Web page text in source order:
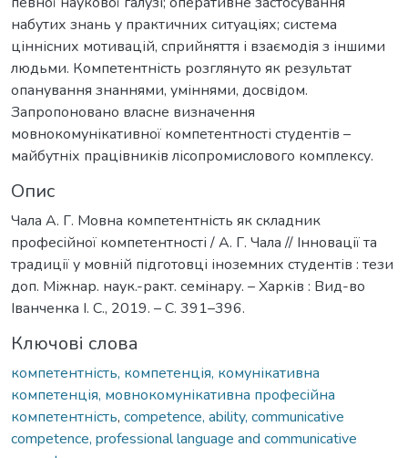
набутих знань у практичних ситуаціях; система
ціннісних мотивацій, сприйняття і взаємодія з іншими
людьми. Компетентність розглянуто як результат
опанування знаннями, уміннями, досвідом.
Запропоновано власне визначення
мовнокомунікативної компетентності студентів –
майбутніх працівників лісопромислового комплексу.
Опис
Чала А. Г. Мовна компетентність як складник
професійної компетентності / А. Г. Чала // Інновації та
традиції у мовній підготовці іноземних студентів : тези
доп. Міжнар. наук.-ракт. семінару. – Харків : Вид-во
Іванченка І. С., 2019. – С. 391–396.
Ключові слова
компетентність, компетенція, комунікативна
компетенція, мовнокомунікативна професійна
компетентність, competence, ability, communicative
competence, professional language and communicative